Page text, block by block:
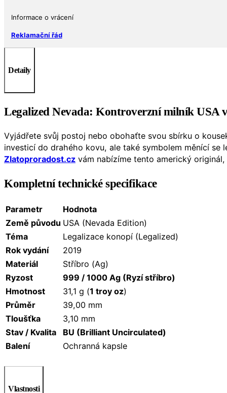
Informace o vrácení
Reklamační řád
Detaily
Legalized Nevada: Kontroverzní milník USA
Vyjádřete svůj postoj nebo obohaťte svou sbírku o
investicí do drahého kovu, ale také symbolem měnící
Zlatoproradost.cz vám nabízíme tento americký
Kompletní technické specifikace
Parametr
Hodnota
Země původu USA (Nevada Edition)
Téma
Legalizace konopí (Legalized)
Rok vydání
2019
Materiál
Stříbro (Ag)
Ryzost
999 / 1000 Ag (Ryzí stříbro)
Hmotnost
31,1 g (1 troy oz)
Průměr
39,00 mm
Tloušťka
3,10 mm
Stav / Kvalita
BU (Brilliant Uncirculated)
Balení
Ochranná kapsle
Vlastnosti